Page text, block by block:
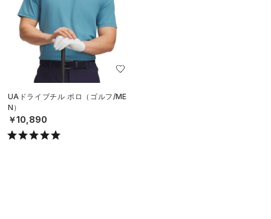
UAドライブチル ポロ（ゴルフ/ME
N）
￥10,890